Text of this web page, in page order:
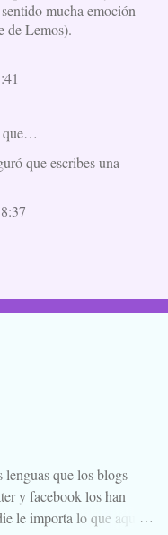
mucha emoción
de Lemos).
que…
que escribes una
que los blogs
y facebook los han
le importa lo que aquí